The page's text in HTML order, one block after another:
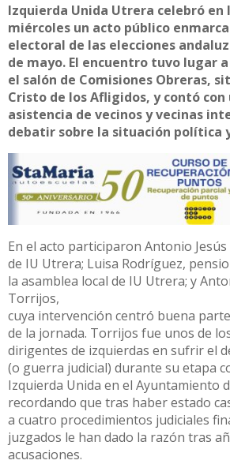
Izquierda Unida Utrera celebró en
miércoles un acto público
electoral de las elecciones
de mayo. El encuentro tuvo lugar a
el salón de Comisiones Obreras,
Cristo de los Afligidos, y contó
asistencia de vecinos y vecinas
debatir sobre la situación política
En el acto participaron Antonio
de IU Utrera; Luisa Rodríguez,
la asamblea local de IU Utrera; y
Torrijos,
cuya intervención centró buena
de la jornada. Torrijos fue unos de
dirigentes de izquierdas en sufrir el
(o guerra judicial) durante su etapa
Izquierda Unida en el Ayuntamiento
recordando que tras haber estado
a cuatro procedimientos judiciales
juzgados le han dado la razón tras
acusaciones.